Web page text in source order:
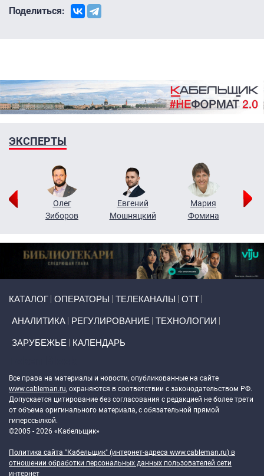
Поделиться:
ЭКСПЕРТЫ
Олег
Зиборов
Евгений
Мошняцкий
Мария
Фомина
КАТАЛОГ ОПЕРАТОРЫ ТЕЛЕКАНАЛЫ ОТТ
АНАЛИТИКА РЕГУЛИРОВАНИЕ ТЕХНОЛОГИИ
ЗАРУБЕЖЬЕ КАЛЕНДАРЬ
Все права на материалы и новости, опубликованные на сайте
www.cableman.ru, охраняются в соответствии с законодательством РФ.
Допускается цитирование без согласования с редакцией не более трети
от объема оригинального материала, с обязательной прямой
гиперссылкой.
©2005 - 2026 «Кабельщик»
Политика сайта "Кабельщик" (интернет-адреса www.cableman.ru) в
отношении обработки персональных данных пользователей сети
интернет